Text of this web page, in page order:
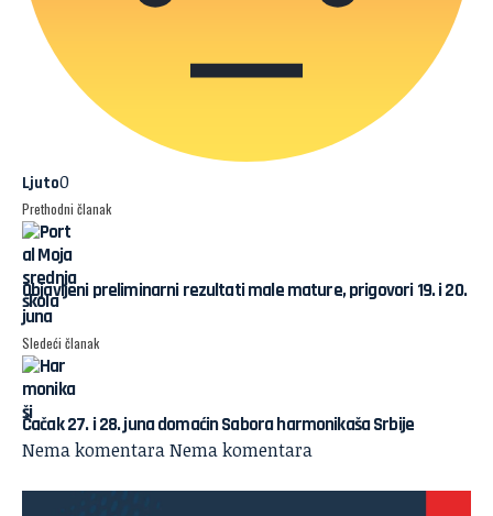
Ljuto0
Prethodni članak
Objavljeni preliminarni rezultati male mature, prigovori 19. i 20.
juna
Sledeći članak
Čačak 27. i 28. juna domaćin Sabora harmonikaša Srbije
Nema komentaraNema komentara